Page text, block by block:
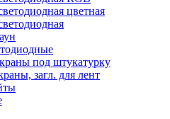
цветная
под штукатурку
загл. для лент